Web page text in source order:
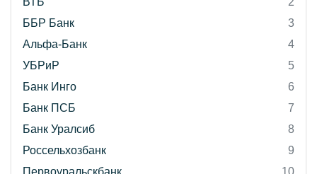
ББР Банк
3
Альфа-Банк
4
УБРиР
5
Банк Инго
6
Банк ПСБ
7
Банк Уралсиб
8
Россельхозбанк
9
Первоуральскбанк
10